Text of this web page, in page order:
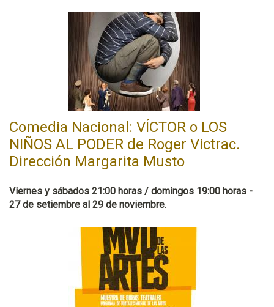
Comedia Nacional: VÍCTOR o LOS
NIÑOS AL PODER de Roger Victrac.
Dirección Margarita Musto
Viernes y sábados 21:00 horas / domingos 19:00 horas -
27 de setiembre al 29 de noviembre.